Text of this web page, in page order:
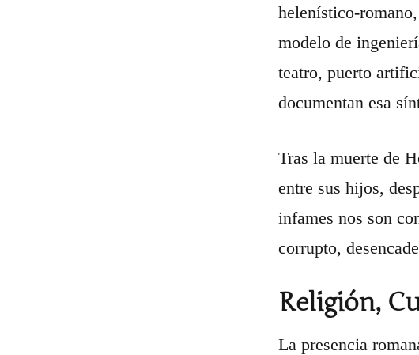
helenístico-
modelo de
teatro, puerto
documentan esa
Tras la muerte de
entre sus hijos,
infames nos son
corrupto,
Religión,
La presencia